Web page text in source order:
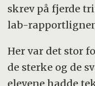
skrev på fjerde
lab-
Her var det stor
de sterke og de
elevene hadde